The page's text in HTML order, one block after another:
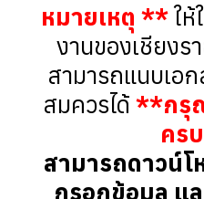
หมายเหตุ **ใ
งานของเชียงร
สามารถแนบเอ
สมควรได้ **กรุ
คร
สามารถดาวน์โ
กรอกข้อมูล แ